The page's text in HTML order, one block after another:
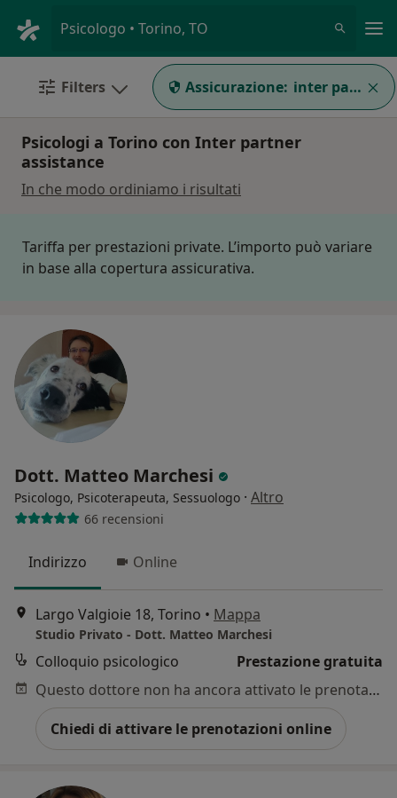
Psicologo • Torino, TO
Filters Assicurazione: inter partner
Psicologi a Torino con Inter partner
assistance
In che modo ordiniamo i risultati
Tariffa per prestazioni private. L’importo può variare
in base alla copertura assicurativa.
Dott. Matteo Marchesi
Psicologo, Psicoterapeuta, Sessuologo · Altro
66 recensioni
Indirizzo Online
Largo Valgioie 18, Torino • Mappa
Studio Privato - Dott. Matteo Marchesi
Colloquio psicologico
Prestazione gratuita
Questo dottore non ha ancora attivato le prenotazioni online presso questo indirizzo.
Chiedi di attivare le prenotazioni online